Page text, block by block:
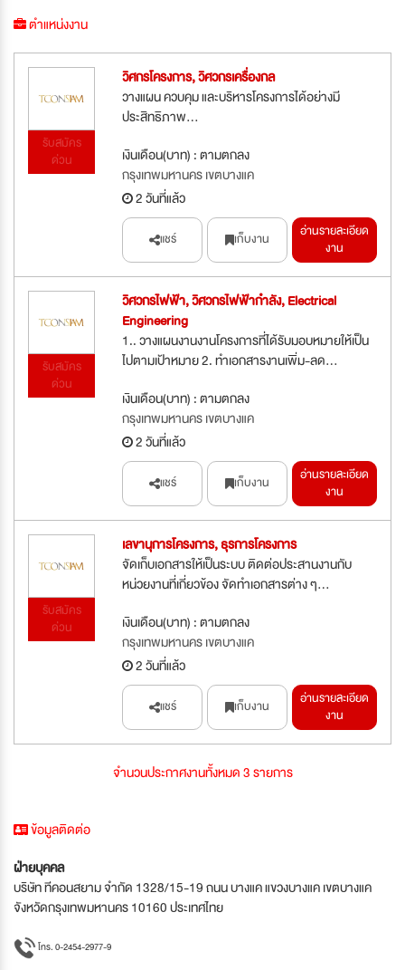
ตำแหน่งงาน
รับสมัคร
ด่วน
วิศกรโครงการ, วิศวกรเครื่องกล
วางแผน ควบคุม และบริหารโครงการได้อย่างมี
ประสิทธิภาพ...
เงินเดือน(บาท) : ตามตกลง
กรุงเทพมหานคร เขตบางแค
2 วันที่แล้ว
แชร์ เก็บงาน
อ่านรายละเอียด
งาน
รับสมัคร
ด่วน
วิศวกรไฟฟ้า, วิศวกรไฟฟ้ากำลัง, Electrical
Engineering
1.. วางแผนงานงานโครงการที่ได้รับมอบหมายให้เป็น
ไปตามเป้าหมาย 2. ทำเอกสารงานเพิ่ม-ลด...
เงินเดือน(บาท) : ตามตกลง
กรุงเทพมหานคร เขตบางแค
2 วันที่แล้ว
แชร์ เก็บงาน
อ่านรายละเอียด
งาน
รับสมัคร
ด่วน
เลขานุการโครงการ, ธุรการโครงการ
จัดเก็บเอกสารให้เป็นระบบ ติดต่อประสานงานกับ
หน่วยงานที่เกี่ยวข้อง จัดทําเอกสารต่าง ๆ...
เงินเดือน(บาท) : ตามตกลง
กรุงเทพมหานคร เขตบางแค
2 วันที่แล้ว
แชร์ เก็บงาน
อ่านรายละเอียด
งาน
จำนวนประกาศงานทั้งหมด 3 รายการ
ข้อมูลติดต่อ
ฝ่ายบุคคล
บริษัท ทีคอนสยาม จำกัด 1328/15-19 ถนน บางแค แขวงบางแค เขตบางแค
จังหวัดกรุงเทพมหานคร 10160 ประเทศไทย
โทร. 0-2454-2977-9